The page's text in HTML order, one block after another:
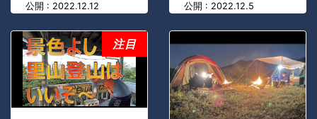
公開 : 2022.12.12
公開 : 2022.12.5
注目